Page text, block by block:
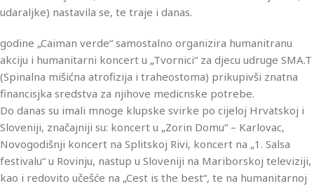
udaraljke) nastavila se, te traje i danas.
godine „Caiman verde“ samostalno organizira humanitranu
akciju i humanitarni koncert u „Tvornici“ za djecu udruge SMA.T
(Spinalna mišićna atrofizija i traheostoma) prikupivši znatna
financisjka sredstva za njihove medicnske potrebe.
Do danas su imali mnoge klupske svirke po cijeloj Hrvatskoj i
Sloveniji, značajniji su: koncert u „Zorin Domu“ – Karlovac,
Novogodišnji koncert na Splitskoj Rivi, koncert na „1. Salsa
festivalu“ u Rovinju, nastup u Sloveniji na Mariborskoj televiziji,
kao i redovito učešće na „Cest is the best“, te na humanitarnoj